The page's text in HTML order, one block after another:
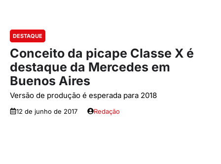
DESTAQUE
Conceito da picape Classe X é
destaque da Mercedes em
Buenos Aires
Versão de produção é esperada para 2018
12 de junho de 2017 Redação